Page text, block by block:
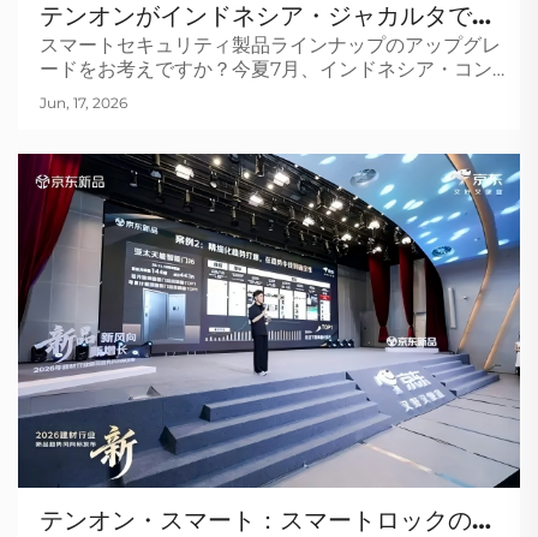
テンオンがインドネシア・ジャカルタで開
催されるINDO BUILD TECH 2026に出
展――新たな市場機会を切り拓きましょう
スマートセキュリティ製品ラインナップのアップグレ
ードをお考えですか？今夏7月、インドネシア・コン
ベンション・エキシビションにて開催されるテンオン
の出展にぜひご参加ください。最新の顔認証アクセス
ご紹介します。テンオンと連携するメリットとは？高
品質なデザイン：&n...
Jun, 17, 2026
テンオン・スマート：スマートロックのエ